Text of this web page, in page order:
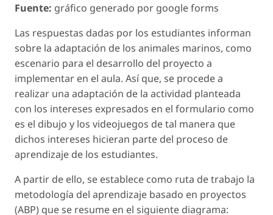
Fuente: gráfico generado por google forms
Las respuestas dadas por los estudiantes informan
sobre la adaptación de los animales marinos, como
escenario para el desarrollo del proyecto a
implementar en el aula. Así que, se procede a
realizar una adaptación de la actividad planteada
con los intereses expresados en el formulario como
es el dibujo y los videojuegos de tal manera que
dichos intereses hicieran parte del proceso de
aprendizaje de los estudiantes.
A partir de ello, se establece como ruta de trabajo la
metodología del aprendizaje basado en proyectos
(ABP) que se resume en el siguiente diagrama: